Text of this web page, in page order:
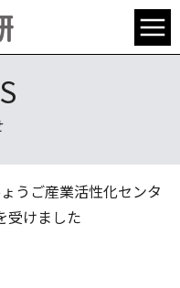
うご産業活性化センタ
受けました